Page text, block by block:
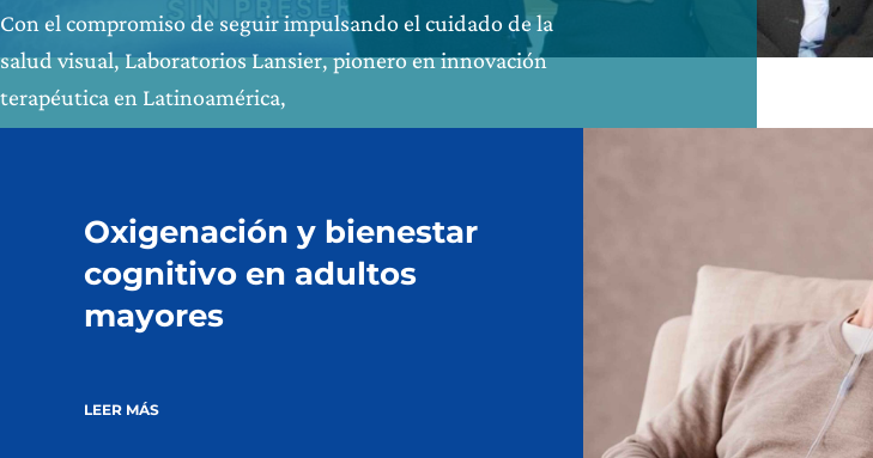
Con el compromiso de seguir impulsando el cuidado de la
salud visual, Laboratorios Lansier, pionero en innovación
terapéutica en Latinoamérica,
Oxigenación y bienestar
cognitivo en adultos
mayores
LEER MÁS